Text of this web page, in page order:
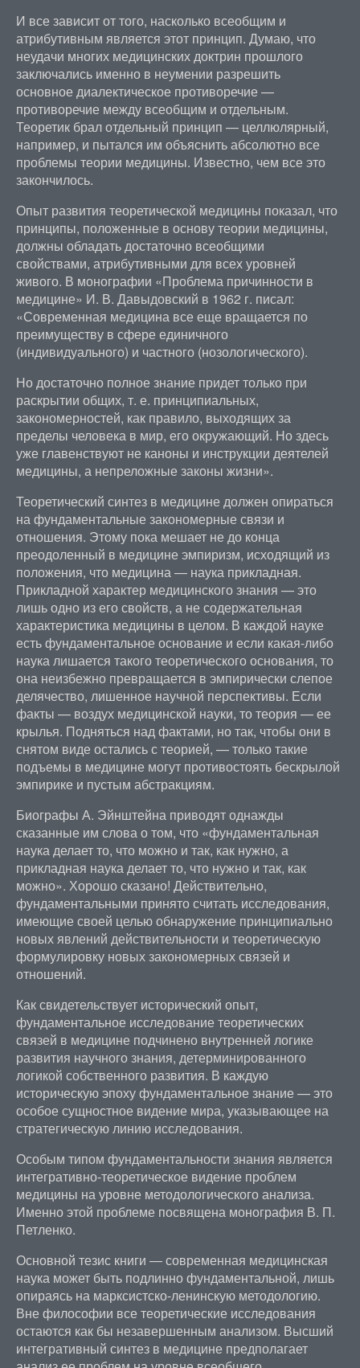
И все зависит от того, насколько всеобщим и
атрибутивным является этот принцип. Думаю, что
неудачи многих медицинских доктрин прошлого
заключались именно в неумении разрешить
основное диалектическое противоречие —
противоречие между всеобщим и отдельным.
Теоретик брал отдельный принцип — целлюлярный,
например, и пытался им объяснить абсолютно все
проблемы теории медицины. Известно, чем все это
закончилось.
Опыт развития теоретической медицины показал, что
принципы, положенные в основу теории медицины,
должны обладать достаточно всеобщими
свойствами, атрибутивными для всех уровней
живого. В монографии «Проблема причинности в
медицине» И. В. Давыдовский в 1962 г. писал:
«Современная медицина все еще вращается по
преимуществу в сфере единичного
(индивидуального) и частного (нозологического).
Но достаточно полное знание придет только при
раскрытии общих, т. е. принципиальных,
закономерностей, как правило, выходящих за
пределы человека в мир, его окружающий. Но здесь
уже главенствуют не каноны и инструкции деятелей
медицины, а непреложные законы жизни».
Теоретический синтез в медицине должен опираться
на фундаментальные закономерные связи и
отношения. Этому пока мешает не до конца
преодоленный в медицине эмпиризм, исходящий из
положения, что медицина — наука прикладная.
Прикладной характер медицинского знания — это
лишь одно из его свойств, а не содержательная
характеристика медицины в целом. В каждой науке
есть фундаментальное основание и если какая-либо
наука лишается такого теоретического основания, то
она неизбежно превращается в эмпирически слепое
делячество, лишенное научной перспективы. Если
факты — воздух медицинской науки, то теория — ее
крылья. Подняться над фактами, но так, чтобы они в
снятом виде остались с теорией, — только такие
подъемы в медицине могут противостоять бескрылой
эмпирике и пустым абстракциям.
Биографы А. Эйнштейна приводят однажды
сказанные им слова о том, что «фундаментальная
наука делает то, что можно и так, как нужно, а
прикладная наука делает то, что нужно и так, как
можно». Хорошо сказано! Действительно,
фундаментальными принято считать исследования,
имеющие своей целью обнаружение принципиально
новых явлений действительности и теоретическую
формулировку новых закономерных связей и
отношений.
Как свидетельствует исторический опыт,
фундаментальное исследование теоретических
связей в медицине подчинено внутренней логике
развития научного знания, детерминированного
логикой собственного развития. В каждую
историческую эпоху фундаментальное знание — это
особое сущностное видение мира, указывающее на
стратегическую линию исследования.
Особым типом фундаментальности знания является
интегративно-теоретическое видение проблем
медицины на уровне методологического анализа.
Именно этой проблеме посвящена монография В. П.
Петленко.
Основной тезис книги — современная медицинская
наука может быть подлинно фундаментальной, лишь
опираясь на марксистско-ленинскую методологию.
Вне философии все теоретические исследования
остаются как бы незавершенным анализом. Высший
интегративный синтез в медицине предполагает